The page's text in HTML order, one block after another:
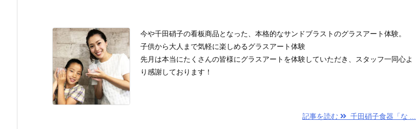
今や千田硝子の看板商品となった、本格的なサンドブラストのグラスアート体験。
子供から大人まで気軽に楽しめるグラスアート体験
先月は本当にたくさんの皆様にグラスアートを体験していただき、スタッフ一同心よ
り感謝しております！
記事を読む 千田硝子食器「な ...